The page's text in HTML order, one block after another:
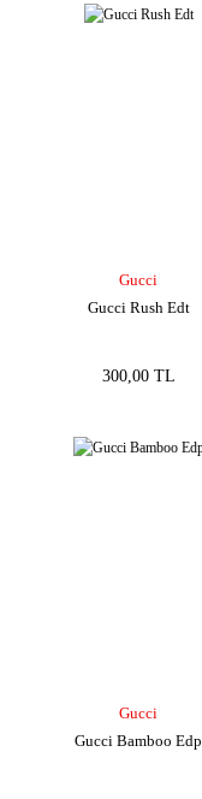
Gucci
Gucci Rush Edt
300,00 TL
Gucci
Gucci Bamboo Edp